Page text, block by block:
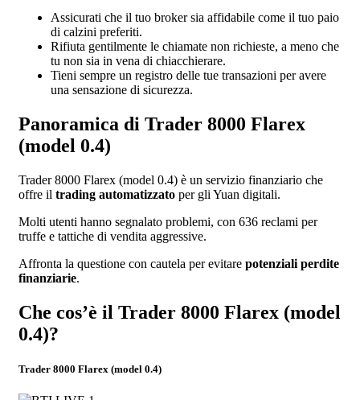
Assicurati che il tuo broker sia affidabile come il tuo paio
di calzini preferiti.
Rifiuta gentilmente le chiamate non richieste, a meno che
tu non sia in vena di chiacchierare.
Tieni sempre un registro delle tue transazioni per avere
una sensazione di sicurezza.
Panoramica di Trader 8000 Flarex
(model 0.4)
Trader 8000 Flarex (model 0.4) è un servizio finanziario che
offre il trading automatizzato per gli Yuan digitali.
Molti utenti hanno segnalato problemi, con 636 reclami per
truffe e tattiche di vendita aggressive.
Affronta la questione con cautela per evitare potenziali perdite
finanziarie.
Che cos’è il Trader 8000 Flarex (model
0.4)?
Trader 8000 Flarex (model 0.4)